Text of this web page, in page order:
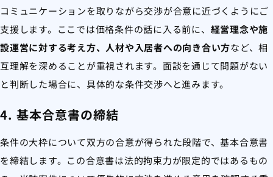
コミュニケーションを取りながら交渉が合意に近づくようにご
支援します。ここでは価格条件の話に入る前に、 経営理念や施
設運営に対する考え方、人材や入居者への向き合い方など、相
互理解を深めることが重視されます。面談を通じて問題がない
と判断した場合に、具体的な条件交渉へと進みます。
4. 基本合意書の締結
条件の大枠について双方の合意が得られた段階で、基本合意書
を締結します。この合意書は法的拘束力が限定的ではあるもの